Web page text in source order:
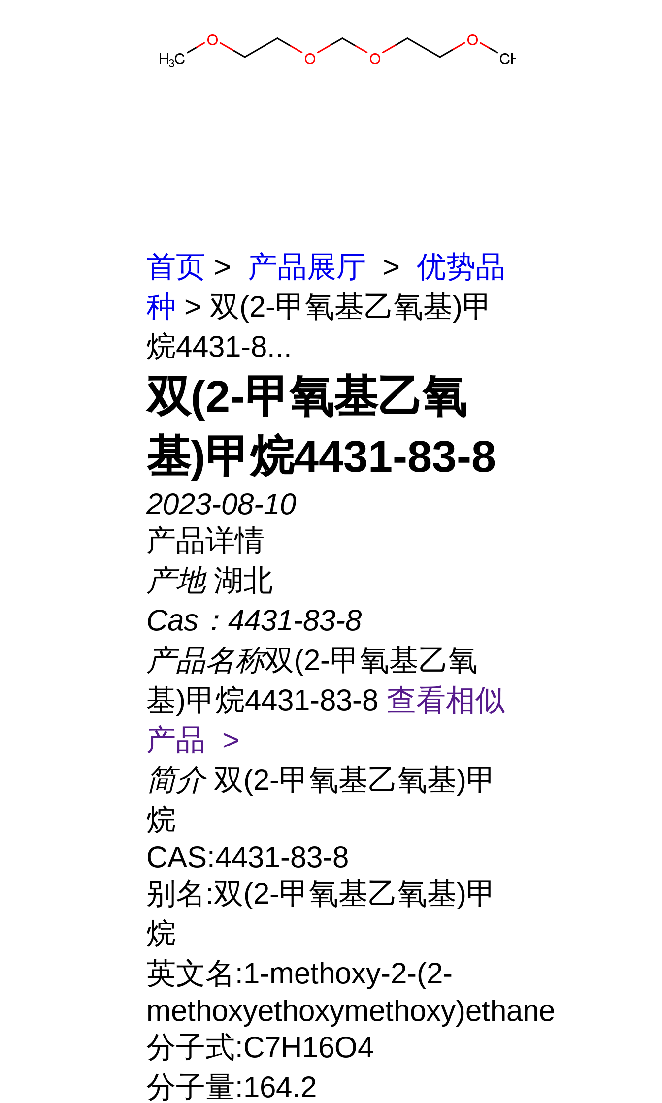
首页 > 产品展厅 > 优势品
种 > 双(2-甲氧基乙氧基)甲
烷4431-8...
双(2-甲氧基乙氧
基)甲烷4431-83-8
2023-08-10
产品详情
产地 湖北
Cas： 4431-83-8
产品名称双(2-甲氧基乙氧
基)甲烷4431-83-8 查看相似
产品 >
简介 双(2-甲氧基乙氧基)甲
烷
CAS:4431-83-8
别名:双(2-甲氧基乙氧基)甲
烷
英文名:1-methoxy-2-(2-
methoxyethoxymethoxy)ethane
分子式:C7H16O4
分子量:164.2